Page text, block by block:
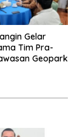
Gelar
Tim Pra-
Geopark